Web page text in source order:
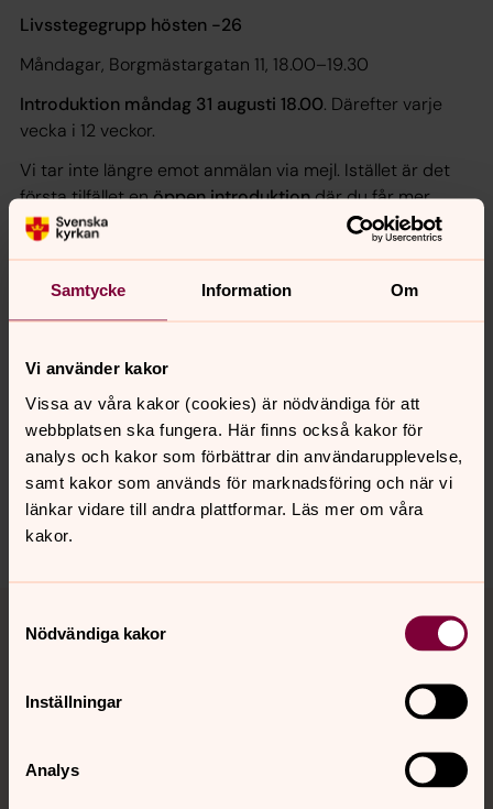
Samtycke Information Om
Vi använder kakor
Vissa av våra kakor (cookies) är nödvändiga för att
webbplatsen ska fungera. Här finns också kakor för
analys och kakor som förbättrar din användarupplevelse,
samt kakor som används för marknadsföring och när vi
länkar vidare till andra plattformar. Läs mer om våra
kakor.
Nödvändiga kakor
Inställningar
Analys
Livsstegegrupp hösten -26
Måndagar, Borgmästargatan 11, 18.00–19.30
Introduktion måndag 31 augusti 18.00. Därefter varje
vecka i 12 veckor.
Vi tar inte längre emot anmälan via mejl. Istället är det
första tilfället enöppen introduktiondär du får mer
information och sedan får fylla i en anmälningsblankett
på plats. Det är alltså ingen föranmälan till gruppen.
Vid frågor, kontakta Tove Carlson, diakon,
tove.carlson@svenskakyrkan.se
För dig som gått Livsstegen tidigare
I höst planeras en grupp för dig som har gått Livsstegen
och vill fortsätta samtala. Gruppen träffas under åtta
veckor. Veckodag meddelas senare.
Anmäl intresse redan nu till Birgith Lannerö, samordnare
för Livsstegen i Sofia:
Meningen med mig
kämpar med oro och känsloreglering? Då är det här en
Många barn och unga brottas med starka känslor och
behov som de inte själva kan sätta ord på. Här får du